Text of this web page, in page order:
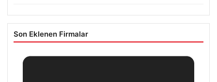
Son Eklenen Firmalar